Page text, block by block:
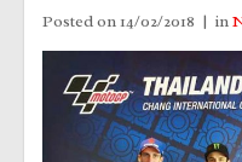
Posted on14/02/2018 in